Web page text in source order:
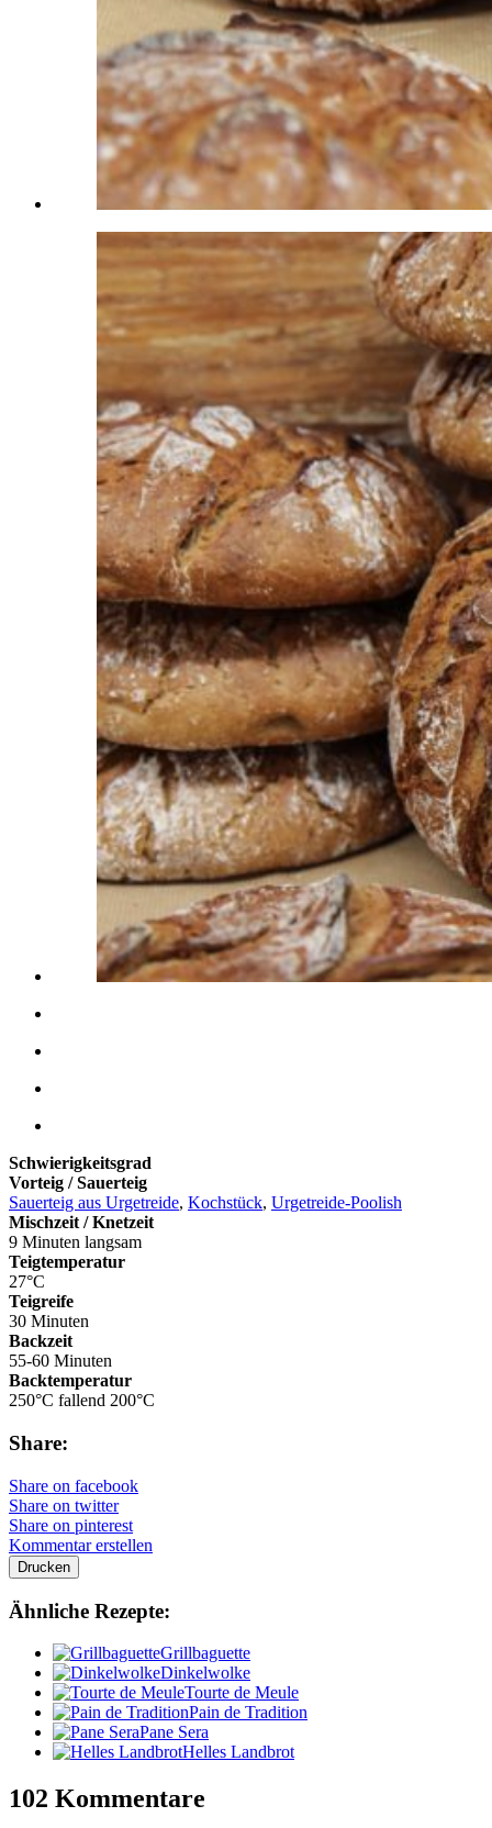
Schwierigkeitsgrad
Vorteig / Sauerteig
Sauerteig aus Urgetreide, Kochstück, Urgetreide-Poolish
Mischzeit / Knetzeit
9 Minuten langsam
Teigtemperatur
27°C
Teigreife
30 Minuten
Backzeit
55-60 Minuten
Backtemperatur
250°C fallend 200°C
Share:
Share on facebook
Share on twitter
Share on pinterest
Kommentar erstellen
Drucken
Ähnliche Rezepte:
Grillbaguette
Dinkelwolke
Tourte de Meule
Pain de Tradition
Pane Sera
Helles Landbrot
102 Kommentare